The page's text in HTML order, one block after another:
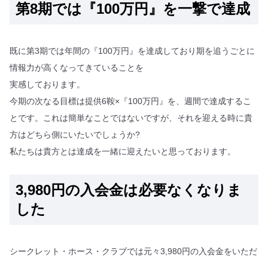
第8期では『100万円』を一撃で達成
既に第3期では年間の『100万円』を達成しており期を追うごとに
情報力が高くなってきていることを
実感しております。
今期の次なる目標は提供6鞍×『100万円』を、週間で達成するこ
とです。これは簡単なことではないですが、それを迎える時に貴
方はどちら側にいたいでしょうか?
私たちは貴方とは達成を一緒に迎えたいと思っております。
3,980円の入会金は必要なくなりま
した
シークレット・ホース・クラブでは元々3,980円の入会金をいただ